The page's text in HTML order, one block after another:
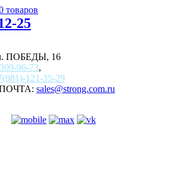
товаров
25
ПОБЕДЫ, 16
96-73,
121-35-29
sales@strong.com.ru